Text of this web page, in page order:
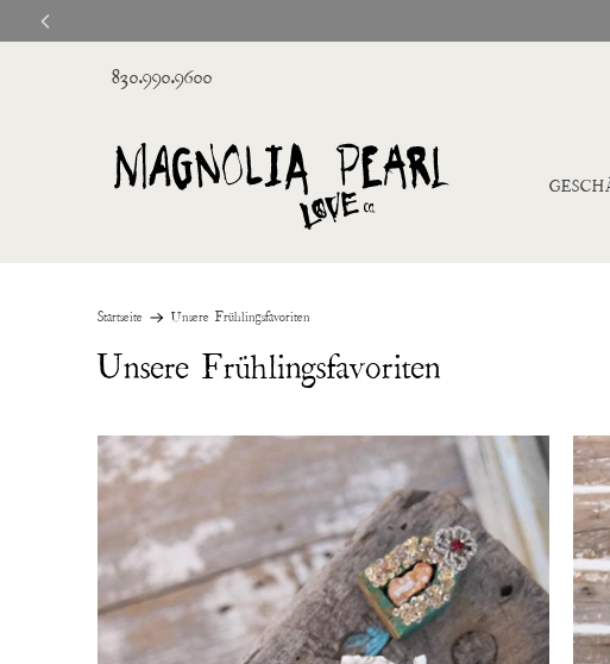
830.990.9600
Startseite Unsere Frühlingsfavoriten
Unsere Frühlingsfavoriten